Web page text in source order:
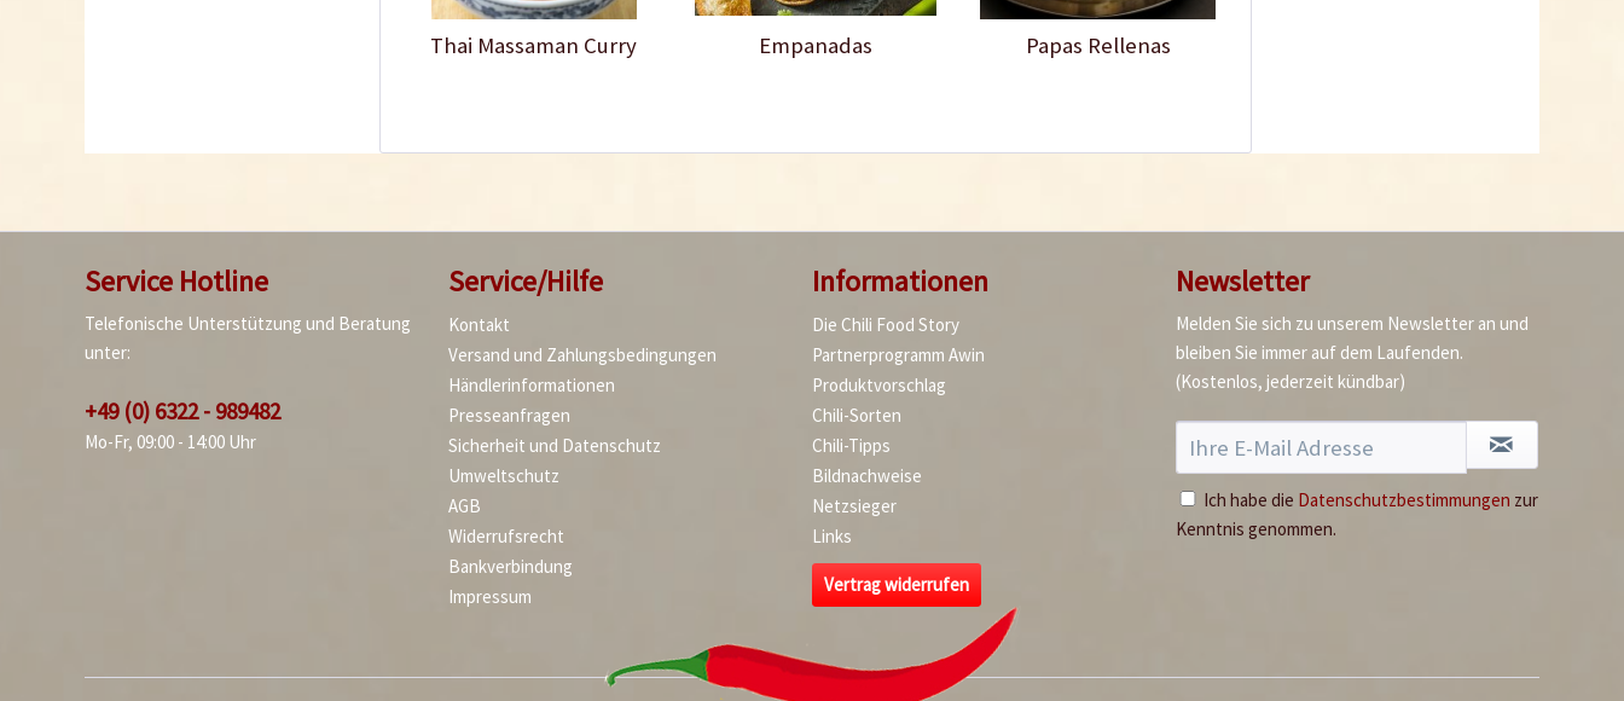
Thai Massaman Curry Empanadas Papas Rellenas
Service Hotline
Telefonische Unterstützung und Beratung
unter:
+49 (0) 6322 - 989482
Mo-Fr, 09:00 - 14:00 Uhr
Service/Hilfe
Kontakt
Versand und Zahlungsbedingungen
Händlerinformationen
Presseanfragen
Sicherheit und Datenschutz
Umweltschutz
AGB
Widerrufsrecht
Bankverbindung
Impressum
Informationen
Die Chili Food Story
Partnerprogramm Awin
Produktvorschlag
Chili-Sorten
Chili-Tipps
Bildnachweise
Netzsieger
Links
Vertrag widerrufen
Newsletter
Melden Sie sich zu unserem Newsletter an und
bleiben Sie immer auf dem Laufenden.
(Kostenlos, jederzeit kündbar)
Ich habe die Datenschutzbestimmungen zur
Kenntnis genommen.